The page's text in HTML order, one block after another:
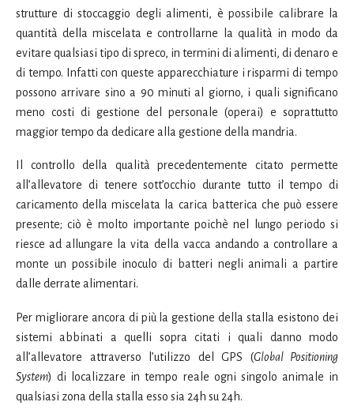
strutture di stoccaggio degli alimenti, è possibile calibrare la
quantità della miscelata e controllarne la qualità in modo da
evitare qualsiasi tipo di spreco, in termini di alimenti, di denaro e
di tempo. Infatti con queste apparecchiature i risparmi di tempo
possono arrivare sino a 90 minuti al giorno, i quali significano
meno costi di gestione del personale (operai) e soprattutto
maggior tempo da dedicare alla gestione della mandria.
Il controllo della qualità precedentemente citato permette
all’allevatore di tenere sott’occhio durante tutto il tempo di
caricamento della miscelata la carica batterica che può essere
presente; ciò è molto importante poichè nel lungo periodo si
riesce ad allungare la vita della vacca andando a controllare a
monte un possibile inoculo di batteri negli animali a partire
dalle derrate alimentari.
Per migliorare ancora di più la gestione della stalla esistono dei
sistemi abbinati a quelli sopra citati i quali danno modo
all’allevatore attraverso l’utilizzo del GPS (Global Positioning
System) di localizzare in tempo reale ogni singolo animale in
qualsiasi zona della stalla esso sia 24h su 24h.